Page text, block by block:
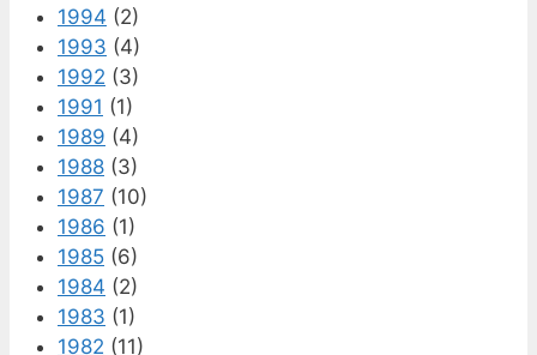
1994 (2)
1993 (4)
1992 (3)
1991 (1)
1989 (4)
1988 (3)
1987 (10)
1986 (1)
1985 (6)
1984 (2)
1983 (1)
1982 (11)